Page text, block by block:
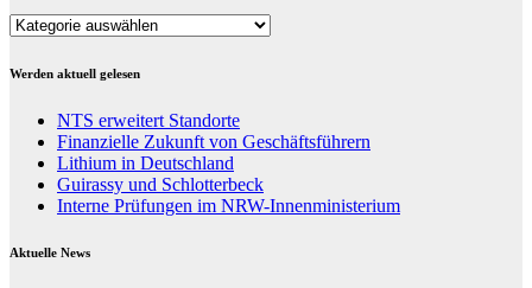
Kategorien
Werden aktuell gelesen
NTS erweitert Standorte
Finanzielle Zukunft von Geschäftsführern
Lithium in Deutschland
Guirassy und Schlotterbeck
Interne Prüfungen im NRW-Innenministerium
Aktuelle News